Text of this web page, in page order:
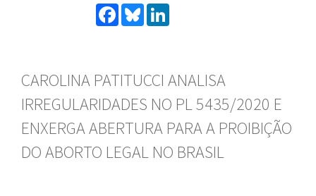
Facebook
Bluesky
CAROLINA PATITUCCI ANALISA
IRREGULARIDADES NO PL 5435/2020 E
ENXERGA ABERTURA PARA A PROIBIÇÃO
DO ABORTO LEGAL NO BRASIL